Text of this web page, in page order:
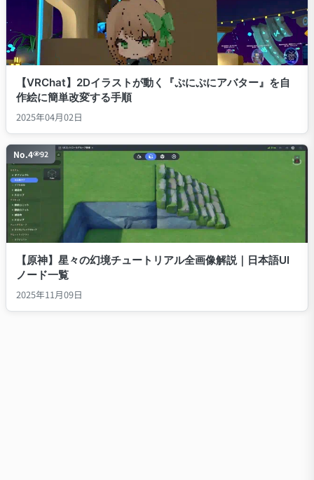
【VRChat】2Dイラストが動く『ぷにぷにアバター』を自
作絵に簡単改変する手順
2025年04月02日
No.4 92
【原神】星々の幻境チュートリアル全画像解説｜日本語UI
ノード一覧
2025年11月09日